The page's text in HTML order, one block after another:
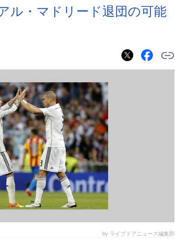
ル・マドリード退団の可能
by ライブドアニュース編集部